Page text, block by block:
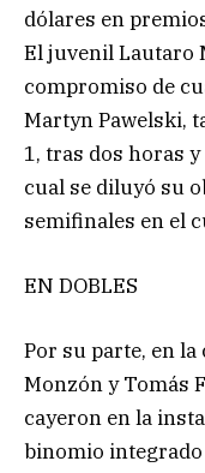
dólares en
El juvenil Lautaro
compromiso de
Martyn Pawelski,
1, tras dos horas
cual se diluyó su
semifinales en el
EN DOBLES
Por su parte, en
Monzón y Tomás
cayeron en la
binomio